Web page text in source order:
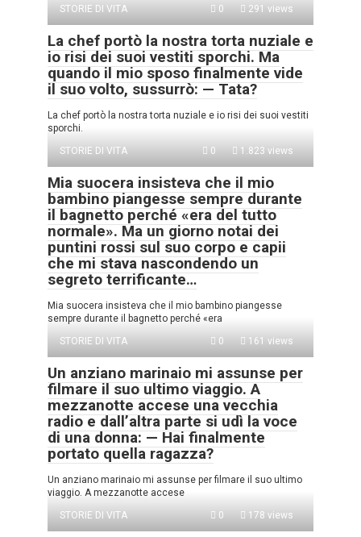
STORIE DI VITA
0 291 views
La chef portò la nostra torta nuziale e
io risi dei suoi vestiti sporchi. Ma
quando il mio sposo finalmente vide
il suo volto, sussurrò: — Tata?
La chef portò la nostra torta nuziale e io risi dei suoi vestiti
sporchi.
STORIE DI VITA
0 1.823 views
Mia suocera insisteva che il mio
bambino piangesse sempre durante
il bagnetto perché «era del tutto
normale». Ma un giorno notai dei
puntini rossi sul suo corpo e capii
che mi stava nascondendo un
segreto terrificante…
Mia suocera insisteva che il mio bambino piangesse
sempre durante il bagnetto perché «era
STORIE DI VITA
0 161 views
Un anziano marinaio mi assunse per
filmare il suo ultimo viaggio. A
mezzanotte accese una vecchia
radio e dall’altra parte si udì la voce
di una donna: — Hai finalmente
portato quella ragazza?
Un anziano marinaio mi assunse per filmare il suo ultimo
viaggio. A mezzanotte accese
STORIE DI VITA
0 178 views